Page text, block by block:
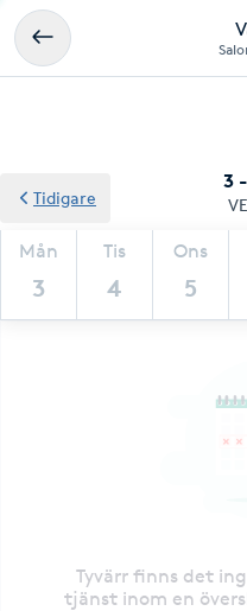
3
Mån
3
Tis
4
Ons
5
Tidigare
Tyvärr finns det
tjänst inom en